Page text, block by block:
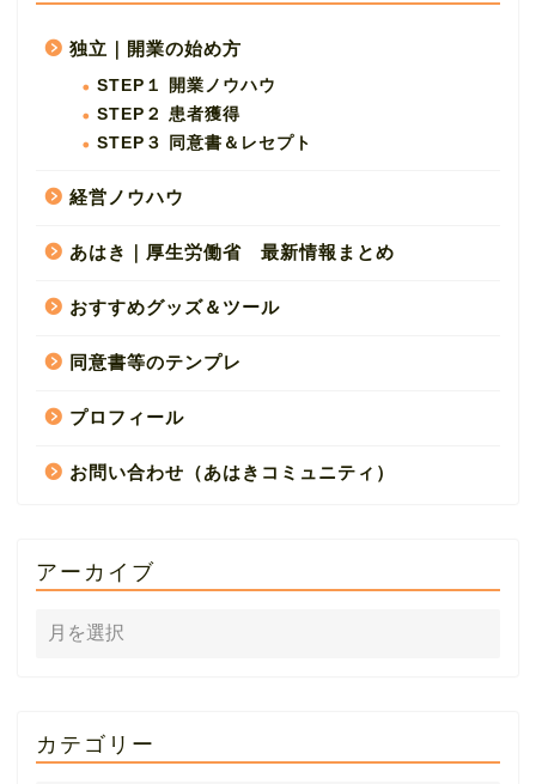
独立｜開業の始め方
STEP１ 開業ノウハウ
STEP２ 患者獲得
STEP３ 同意書＆レセプト
経営ノウハウ
あはき｜厚生労働省 最新情報まとめ
おすすめグッズ＆ツール
同意書等のテンプレ
プロフィール
お問い合わせ（あはきコミュニティ）
アーカイブ
カテゴリー